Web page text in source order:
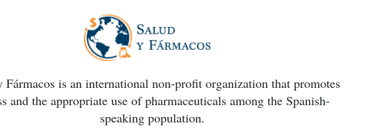
Fármacos is an international non-profit organization that promotes
and the appropriate use of pharmaceuticals among the Spanish-
speaking population.